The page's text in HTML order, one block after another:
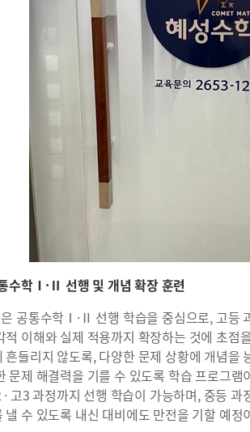
수학Ⅰ·Ⅱ 선행 및 개념 확장 훈련
공통수학Ⅰ·Ⅱ 선행 학습을 중심으로, 고등
적 이해와 실제 적용까지 확장하는 것에 초점
흔들리지 않도록, 다양한 문제 상황에 개념을
문제 해결력을 기를 수 있도록 학습 프로그
고3 과정까지 선행 학습이 가능하며, 중등
낼 수 있도록 내신 대비에도 만전을 기할 예정